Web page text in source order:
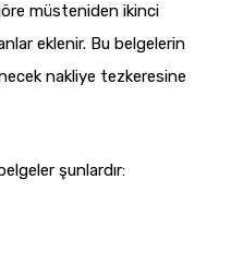
müsteniden ikinci
eklenir. Bu belgelerin
nakliye tezkeresine
şunlardır: